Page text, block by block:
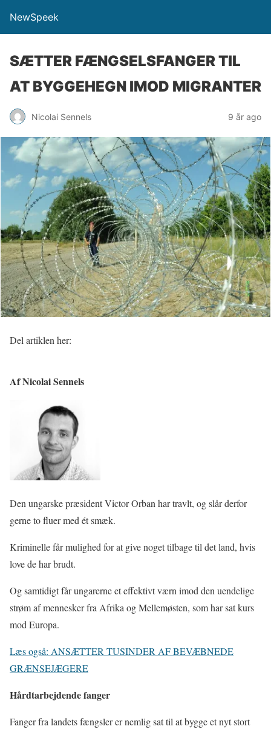
NewSpeek
SÆTTER FÆNGSELSFANGER TIL
AT BYGGEHEGN IMOD MIGRANTER
Nicolai Sennels 9 år ago
Del artiklen her:
Af Nicolai Sennels
Den ungarske præsident Victor Orban har travlt, og slår derfor
gerne to fluer med ét smæk.
Kriminelle får mulighed for at give noget tilbage til det land, hvis
love de har brudt.
Og samtidigt får ungarerne et effektivt værn imod den uendelige
strøm af mennesker fra Afrika og Mellemøsten, som har sat kurs
mod Europa.
Læs også: ANSÆTTER TUSINDER AF BEVÆBNEDE
GRÆNSEJÆGERE
Hårdtarbejdende fanger
Fanger fra landets fængsler er nemlig sat til at bygge et nyt stort